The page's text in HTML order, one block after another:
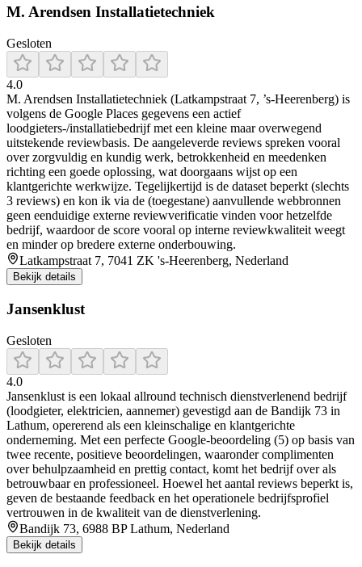
M. Arendsen Installatietechniek
Gesloten
4.0
M. Arendsen Installatietechniek (Latkampstraat 7, ’s-Heerenberg) is
volgens de Google Places gegevens een actief
loodgieters-/installatiebedrijf met een kleine maar overwegend
uitstekende reviewbasis. De aangeleverde reviews spreken vooral
over zorgvuldig en kundig werk, betrokkenheid en meedenken
richting een goede oplossing, wat doorgaans wijst op een
klantgerichte werkwijze. Tegelijkertijd is de dataset beperkt (slechts
3 reviews) en kon ik via de (toegestane) aanvullende webbronnen
geen eenduidige externe reviewverificatie vinden voor hetzelfde
bedrijf, waardoor de score vooral op interne reviewkwaliteit weegt
en minder op bredere externe onderbouwing.
Latkampstraat 7, 7041 ZK 's-Heerenberg, Nederland
Bekijk details
Jansenklust
Gesloten
4.0
Jansenklust is een lokaal allround technisch dienstverlenend bedrijf
(loodgieter, elektricien, aannemer) gevestigd aan de Bandijk 73 in
Lathum, opererend als een kleinschalige en klantgerichte
onderneming. Met een perfecte Google-beoordeling (5) op basis van
twee recente, positieve beoordelingen, waaronder complimenten
over behulpzaamheid en prettig contact, komt het bedrijf over als
betrouwbaar en professioneel. Hoewel het aantal reviews beperkt is,
geven de bestaande feedback en het operationele bedrijfsprofiel
vertrouwen in de kwaliteit van de dienstverlening.
Bandijk 73, 6988 BP Lathum, Nederland
Bekijk details